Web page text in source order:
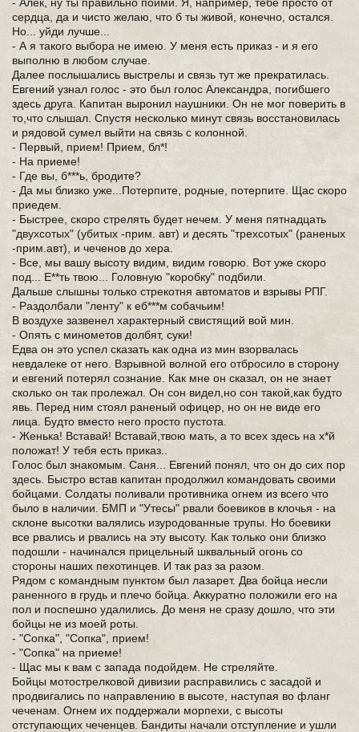
сердца, да и чисто желаю, что б ты живой, конечно, остался.
Но... уйди лучше...
- А я такого выбора не имею. У меня есть приказ - и я его
выполню в любом случае.
Далее послышались выстрелы и связь тут же прекратилась.
Евгений узнал голос - это был голос Александра, погибшего
здесь друга. Капитан выронил наушники. Он не мог поверить в
то,что слышал. Спустя несколько минут связь восстановилась
и рядовой сумел выйти на связь с колонной.
- Первый, прием! Прием, бл*!
- На приеме!
- Где вы, б***ь, бродите?
- Да мы близко уже...Потерпите, родные, потерпите. Щас скоро
приедем.
- Быстрее, скоро стрелять будет нечем. У меня пятнадцать
"двухсотых" (убитых -прим. авт) и десять "трехсотых" (раненых
-прим.авт), и чеченов до хера.
- Все, мы вашу высоту видим, видим говорю. Вот уже скоро
под... Е**ть твою... Головную "коробку" подбили.
Дальше слышны только стрекотня автоматов и взрывы РПГ.
- Раздолбали "ленту" к еб***м собачьим!
В воздухе зазвенел характерный свистящий вой мин.
- Опять с минометов долбят, суки!
Едва он это успел сказать как одна из мин взорвалась
невдалеке от него. Взрывной волной его отбросило в сторону
и евгений потерял сознание. Как мне он сказал, он не знает
сколько он так пролежал. Он сон видел,но сон такой,как будто
явь. Перед ним стоял раненый офицер, но он не виде его
лица. Будто вместо него просто пустота.
- Женька! Вставай! Вставай,твою мать, а то всех здесь на х*й
положат! У тебя есть приказ..
Голос был знакомым. Саня... Евгений понял, что он до сих пор
здесь. Быстро встав капитан продолжил командовать своими
бойцами. Солдаты поливали противника огнем из всего что
было в наличии. БМП и "Утесы" рвали боевиков в клочья - на
склоне высотки валялись изуродованные трупы. Но боевики
все рвались и рвались на эту высоту. Как только они близко
подошли - начинался прицельный шквальный огонь со
стороны наших пехотинцев. И так раз за разом.
Рядом с командным пунктом был лазарет. Два бойца несли
раненного в грудь и плечо бойца. Аккуратно положили его на
пол и поспешно удалились. До меня не сразу дошло, что эти
бойцы не из моей роты.
- "Сопка", "Сопка", прием!
- "Сопка" на приеме!
- Щас мы к вам с запада подойдем. Не стреляйте.
Бойцы мотострелковой дивизии расправились с засадой и
продвигались по направлению в высоте, наступая во фланг
чеченам. Огнем их поддержали морпехи, с высоты
отступающих чеченцев. Бандиты начали отступление и ушли